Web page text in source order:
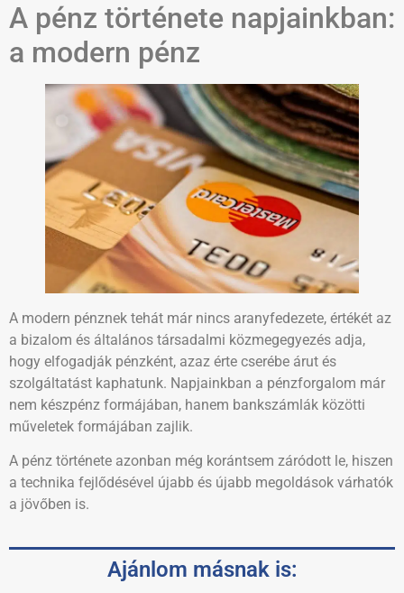
A pénz története napjainkban:
a modern pénz
A modern pénznek tehát már nincs aranyfedezete, értékét az
a bizalom és általános társadalmi közmegegyezés adja,
hogy elfogadják pénzként, azaz érte cserébe árut és
szolgáltatást kaphatunk. Napjainkban a pénzforgalom már
nem készpénz formájában, hanem bankszámlák közötti
műveletek formájában zajlik.
A pénz története azonban még korántsem záródott le, hiszen
a technika fejlődésével újabb és újabb megoldások várhatók
a jövőben is.
Ajánlom másnak is: